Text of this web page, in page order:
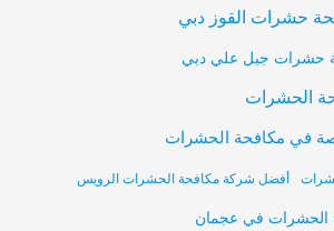
حشرات القوز دبي
حشرات جبل علي دبي
الحشرات
في مكافحة الحشرات
أفضل شركة مكافحة الحشرات الرويس
في عجمان